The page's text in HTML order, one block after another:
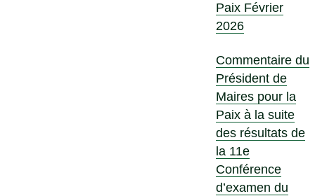
Paix Février
2026
Commentaire du
Président de
Maires pour la
Paix à la suite
des résultats de
la 11e
Conférence
d’examen du